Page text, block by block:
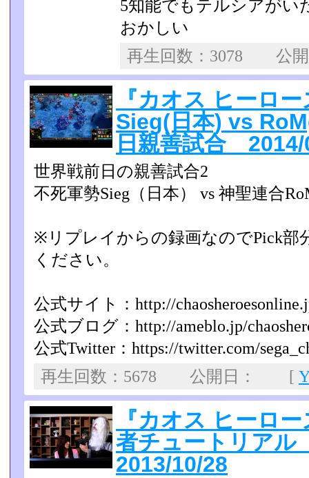
5知能でもテルシアがい
おかしい
再生回数：3078
『カオス ヒーロ
Sieg(日本) vs
日親善試合 2014/
世界戦前日の親善試合2
不死軍勢Sieg（日本） vs 神聖連合
※リプレイからの録画なのでPick部
ください。
公式サイト：http://
公式ブログ：http://ameblo.jp/
公式Twitter：https://twitter.com/
再生回数：5678 公開日： [
『カオス ヒーロ
者チュートリア
2013/10/28